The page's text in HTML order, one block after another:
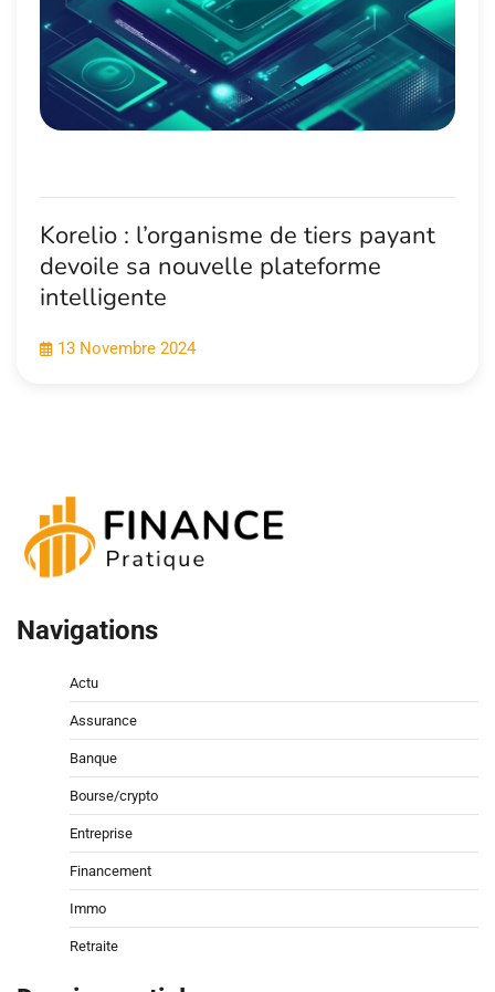
Korelio : l’organisme de tiers payant
devoile sa nouvelle plateforme
intelligente
13 Novembre 2024
Navigations
Actu
Assurance
Banque
Bourse/crypto
Entreprise
Financement
Immo
Retraite